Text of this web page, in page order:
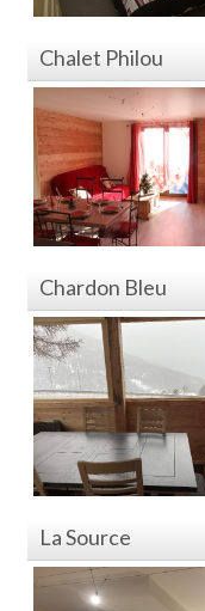
Chalet Philou
Chardon Bleu
La Source